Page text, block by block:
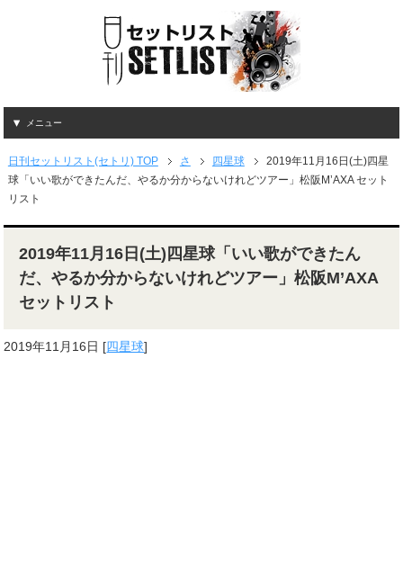
メニュー
日刊セットリスト(セトリ) TOP さ 四星球
2019年11月16日(土)四星
球「いい歌ができたんだ、やるか分からないけれどツアー」松阪M’AXA セット
リスト
2019年11月16日(土)四星球「いい歌ができたん
だ、やるか分からないけれどツアー」松阪M’AXA
セットリスト
2019年11月16日 [四星球]